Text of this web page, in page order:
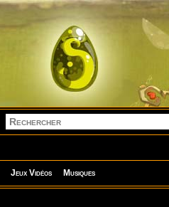
Jeux Vidéos Musiques